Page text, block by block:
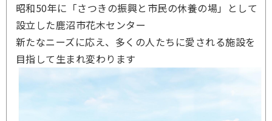
昭和50年に「さつきの振興と市民の休養の場」として
設立した鹿沼市花木センター
新たなニーズに応え、多くの人たちに愛される施設を
目指して生まれ変わります